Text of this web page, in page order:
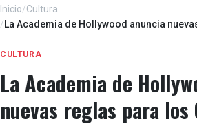
Inicio/Cultura
/La Academia de Hollywood anuncia
CULTURA
La Academia de
nuevas reglas para los